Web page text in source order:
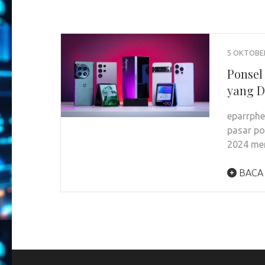
5
yang
pasar
2024
BACA